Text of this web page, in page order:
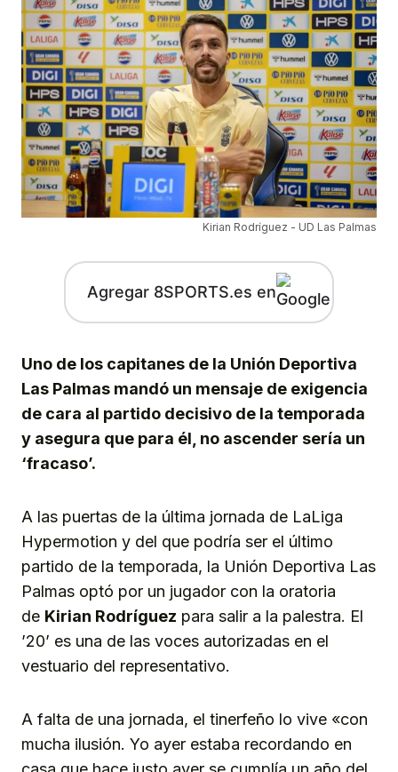
Kirian Rodríguez - UD Las Palmas
Agregar 8SPORTS.es en
Uno de los capitanes de la Unión Deportiva
Las Palmas mandó un mensaje de exigencia
de cara al partido decisivo de la temporada
y asegura que para él, no ascender sería un
‘fracaso’.
A las puertas de la última jornada de LaLiga
Hypermotion y del que podría ser el último
partido de la temporada, la Unión Deportiva Las
Palmas optó por un jugador con la oratoria
de Kirian Rodríguez para salir a la palestra. El
’20’ es una de las voces autorizadas en el
vestuario del representativo.
A falta de una jornada, el tinerfeño lo vive «con
mucha ilusión. Yo ayer estaba recordando en